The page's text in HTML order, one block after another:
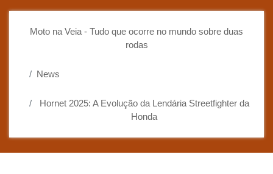
Moto na Veia - Tudo que ocorre no mundo sobre duas
rodas
News
Hornet 2025: A Evolução da Lendária Streetfighter da
Honda